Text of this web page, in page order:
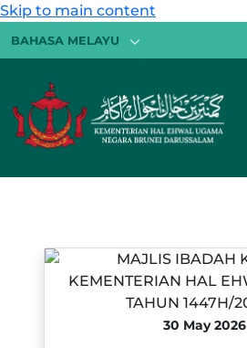
Skip to main content
BAHASA MELAYU
30 May 2026